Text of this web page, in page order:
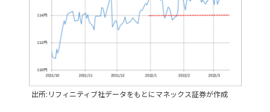
出所:リフィニティブ社データをもとにマネックス証券が作成